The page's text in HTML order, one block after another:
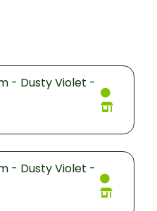
- Dusty Violet -
- Dusty Violet -